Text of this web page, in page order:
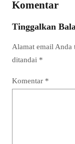
Komentar
Tinggalkan
Alamat email Anda
ditandai *
Komentar *